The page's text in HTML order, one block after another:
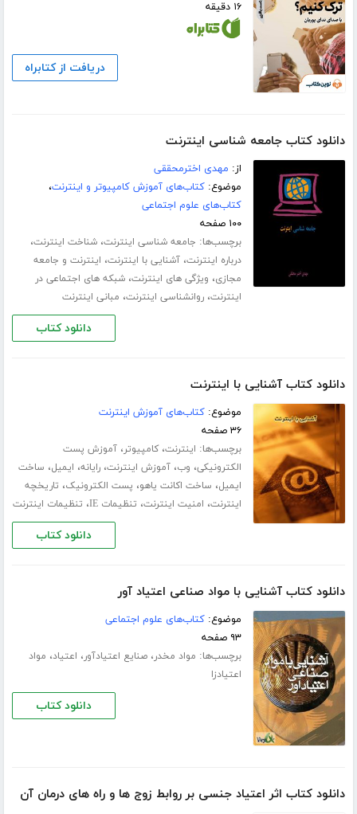
۱۶ دقیقه
دریافت از کتابراه
دانلود کتاب جامعه شناسی اینترنت
از: مهدی اخترمحققی
موضوع:کتاب‌های آموزش کامپیوتر و اینترنت،
کتاب‌های علوم اجتماعی
۱۰۰ صفحه
برچسب‌ها: جامعه شناسی اینترنت،شناخت اینترنت،
درباره اینترنت،آشنایی با اینترنت، اینترنت و جامعه
مجازی، ویژگی های اینترنت،شبکه های اجتماعی در
اینترنت،روانشناسی اینترنت، مبانی اینترنت
دانلود کتاب
دانلود کتاب آشنایی با اینترنت
موضوع:کتاب‌های آموزش اینترنت
۳۶ صفحه
برچسب‌ها: اینترنت،کامپیوتر،آموزش پست
الکترونیکی، وب،آموزش اینترنت،رایانه، ایمیل، ساخت
ایمیل، ساخت اکانت یاهو، پست الکترونیک، تاریخچه
اینترنت، امنیت اینترنت، تنظیمات IE ، تنظیمات اینترنت
دانلود کتاب
دانلود کتاب آشنایی با مواد صناعی اعتیاد آور
موضوع:کتاب‌های علوم اجتماعی
۹۳ صفحه
برچسب‌ها: مواد مخدر،صنایع اعتیادآور، اعتیاد، مواد
اعتیادزا
دانلود کتاب
دانلود کتاب اثر اعتیاد جنسی بر روابط زوج ها و راه های درمان آن